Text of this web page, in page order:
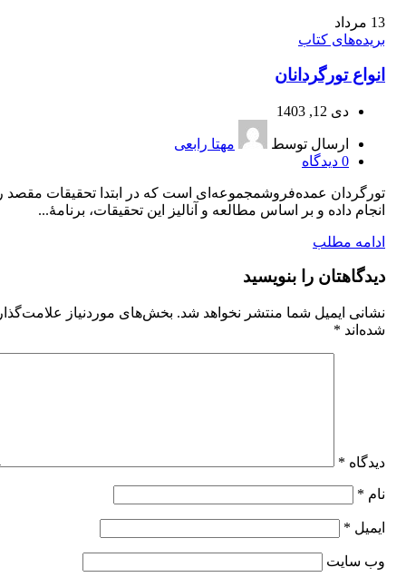
13 مرداد
بریده‌های کتاب
انواع تورگردانان
دی 12, 1403
ارسال توسط
مهتا رابعی
0 دیدگاه
تورگردان عمده‌فروشمجموعه‌ای است که در ابتدا تحقیقات مقصد
انجام داده و بر اساس مطالعه و آنالیز این تحقیقات، برنامۀ...
ادامه مطلب
دیدگاهتان را بنویسید
نشانی ایمیل شما منتشر نخواهد شد. بخش‌های موردنیاز
شده‌اند *
دیدگاه *
نام *
ایمیل *
وب‌ سایت